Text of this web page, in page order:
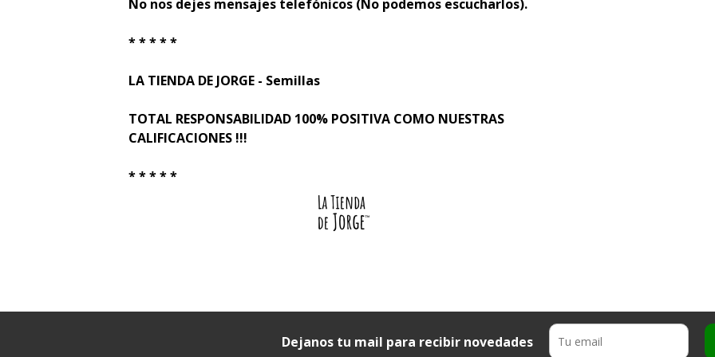
No nos dejes mensajes telefónicos (No podemos escucharlos).
* * * * *
LA TIENDA DE JORGE - Semillas
TOTAL RESPONSABILIDAD 100% POSITIVA COMO NUESTRAS
CALIFICACIONES !!!
* * * * *
Dejanos tu mail para recibir novedades